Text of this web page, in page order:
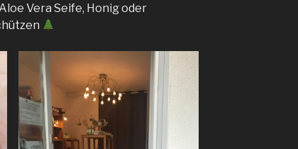
Vera Seife, Honig oder